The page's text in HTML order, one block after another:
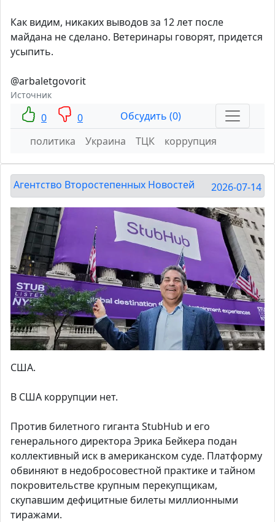
Как видим, никаких выводов за 12 лет после
майдана не сделано. Ветеринары говорят, придется
усыпить.
@arbaletgovorit
Источник
0 0
Обсудить (0)
политика
Украина ТЦК коррупция
Агентство Второстепенных Новостей 2026-07-14
США.
В США коррупции нет.
Против билетного гиганта StubHub и его
генерального директора Эрика Бейкера подан
коллективный иск в американском суде. Платформу
обвиняют в недобросовестной практике и тайном
покровительстве крупным перекупщикам,
скупавшим дефицитные билеты миллионными
тиражами.